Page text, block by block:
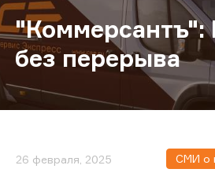
"Коммерсантъ":
без перерыва
26 февраля, 2025 СМИ о